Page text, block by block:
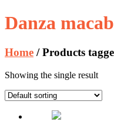
Danza
Home / Products
Showing the single result